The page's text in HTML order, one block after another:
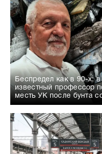
Беспредел как в 90-х: в
известный профессор
месть УК после бунта